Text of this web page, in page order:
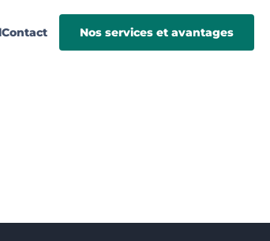
Contact Nos services et avantages